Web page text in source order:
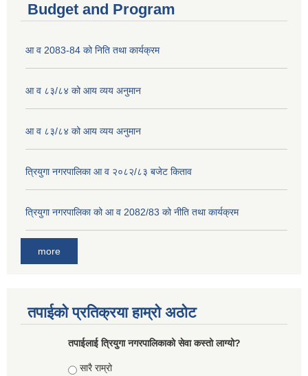
Budget and Program
आ व 2083-84 को निति तथा कार्यक्रम
आ व ८३/८४ को आय व्यय अनुमान
आ व ८३/८४ को आय व्यय अनुमान
त्रियुगा नगरपालिका आ व २०८२/८३ बजेट किताव
त्रियुगा नगरपालिका को आ व 2082/83 को नीति तथा कार्यक्रम
more
तपाईको प्रतिक्रया हाम्रो अठोट
तपाईलाई त्रियुगा नगरपालिकाको सेवा कस्तो लाग्यो?
Choices
सारै राम्रो